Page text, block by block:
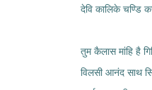
देवि कालिके चण्डि
तुम कैलास मांहि है
विलसी आनंद साथ